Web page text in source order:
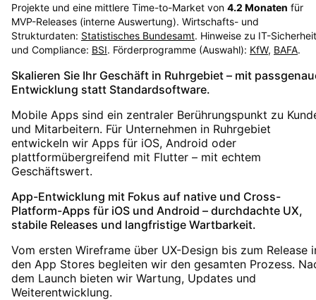
Projekte und eine mittlere Time-to-Market von 4.2 Monaten für
MVP-Releases (interne Auswertung). Wirtschafts- und
Strukturdaten: Statistisches Bundesamt. Hinweise zu IT-Sicherheit
und Compliance: BSI. Förderprogramme (Auswahl): KfW, BAFA.
Skalieren Sie Ihr Geschäft in Ruhrgebiet – mit
Entwicklung statt Standardsoftware.
Mobile Apps sind ein zentraler Berührungspunkt zu
und Mitarbeitern. Für Unternehmen in Ruhrgebiet
entwickeln wir Apps für iOS, Android oder
plattformübergreifend mit Flutter – mit echtem
Geschäftswert.
App-Entwicklung mit Fokus auf native und Cross-
Platform-Apps für iOS und Android – durchdachte UX,
stabile Releases und langfristige Wartbarkeit.
Vom ersten Wireframe über UX-Design bis zum Release
den App Stores begleiten wir den gesamten Prozess.
dem Launch bieten wir Wartung, Updates und
Weiterentwicklung.